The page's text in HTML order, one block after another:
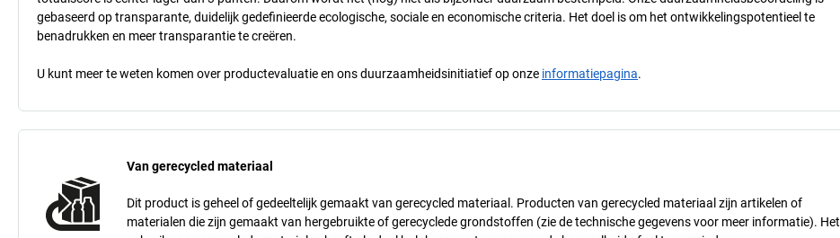
gebaseerd op transparante, duidelijk gedefinieerde ecologische, sociale en economische criteria. Het doel is om het ontwikkelingspotentieel te
benadrukken en meer transparantie te creëren.
U kunt meer te weten komen over productevaluatie en ons duurzaamheidsinitiatief op onze informatiepagina.
Van gerecycled materiaal
Dit product is geheel of gedeeltelijk gemaakt van gerecycled materiaal. Producten van gerecycled materiaal zijn artikelen of
materialen die zijn gemaakt van hergebruikte of gerecyclede grondstoffen (zie de technische gegevens voor meer informatie). Het